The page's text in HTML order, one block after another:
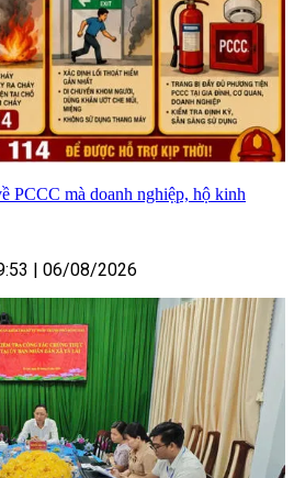
PCCC mà doanh nghiệp, hộ kinh
06/08/2026